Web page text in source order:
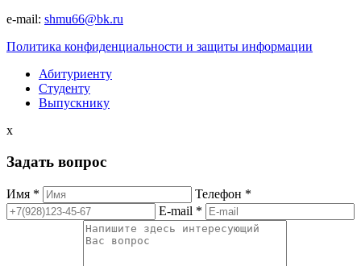
e-mail: shmu66@bk.ru
Политика конфиденциальности и защиты информации
Абитуриенту
Студенту
Выпускнику
x
Задать вопрос
Имя *
Телефон *
E-mail *